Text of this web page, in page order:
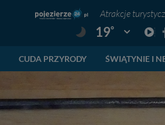
Atrakcje
19° Pogoda:
CUDA PRZYRODY ŚWIĄTYNIE I